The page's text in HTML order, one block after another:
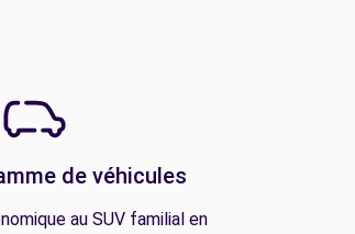
de véhicules
au SUV familial en